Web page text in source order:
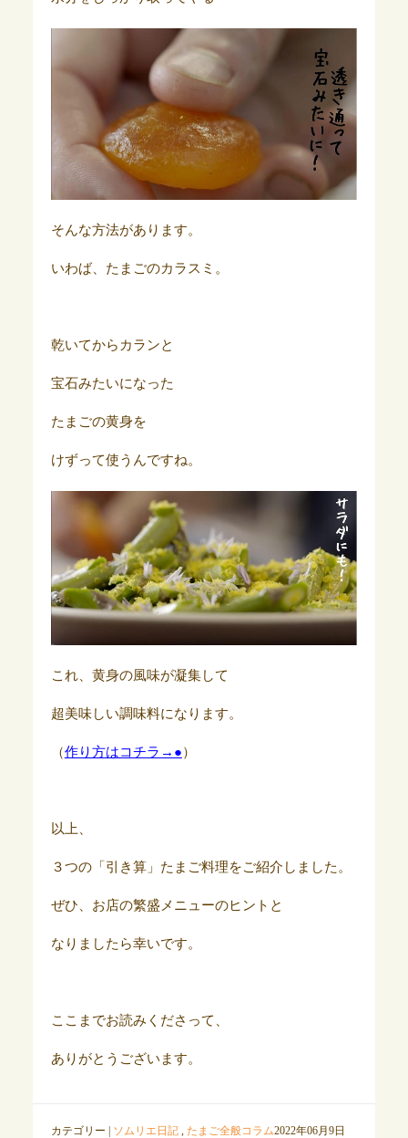
そんな方法があります。
いわば、たまごのカラスミ。
乾いてからカランと
宝石みたいになった
たまごの黄身を
けずって使うんですね。
これ、黄身の風味が凝集して
超美味しい調味料になります。
（作り方はコチラ→●）
以上、
３つの「引き算」たまご料理をご紹介しました。
ぜひ、お店の繁盛メニューのヒントと
なりましたら幸いです。
ここまでお読みくださって、
ありがとうございます。
カテゴリー | ソムリエ日記, たまご全般コラム2022年06月9日